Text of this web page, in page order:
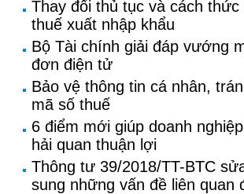
Thay đổi thủ tục và cách thức
thuế xuất nhập khẩu
Bộ Tài chính giải đáp vướng
đơn điện tử
Bảo vệ thông tin cá nhân,
mã số thuế
6 điểm mới giúp doanh
hải quan thuận lợi
Thông tư 39/2018/TT-BTC
sung những vấn đề liên quan